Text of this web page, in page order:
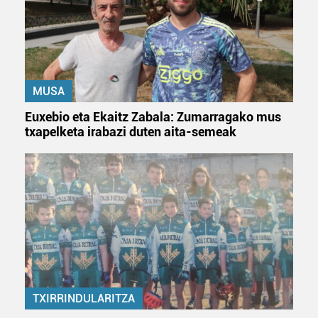
MUSA
Euxebio eta Ekaitz Zabala: Zumarragako mus
txapelketa irabazi duten aita-semeak
TXIRRINDULARITZA